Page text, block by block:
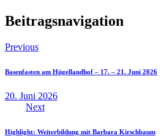
Beitragsnavigation
Previous
Basenfasten am Hügellandhof – 17. – 21. Juni 2026
20. Juni 2026
Next
Highlight: Weiterbildung mit Barbara Kirschbaum